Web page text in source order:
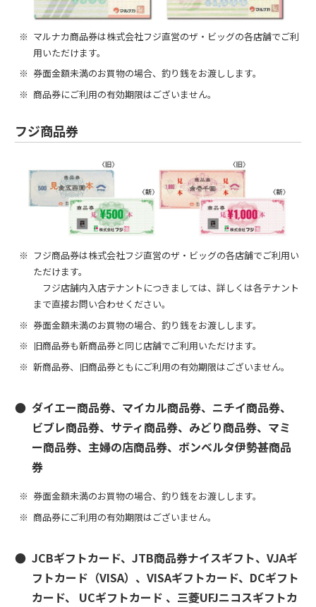
マルナカ商品券は株式会社フジ直営のザ・ビッグの各店舗でご利
用いただけます。
券面金額未満のお買物の場合、釣り銭をお渡しします。
商品券にご利用の有効期限はございません。
フジ商品券
フジ商品券は株式会社フジ直営のザ・ビッグの各店舗でご利用い
ただけます。
フジ店舗内入店テナントにつきましては、詳しくは各テナント
まで直接お問い合わせください。
券面金額未満のお買物の場合、釣り銭をお渡しします。
旧商品券も新商品券と同じ店舗でご利用いただけます。
新商品券、旧商品券ともにご利用の有効期限はございません。
ダイエー商品券、マイカル商品券、ニチイ商品券、
ビブレ商品券、サティ商品券、みどり商品券、マミ
ー商品券、主婦の店商品券、ボンベルタ伊勢甚商品
券
券面金額未満のお買物の場合、釣り銭をお渡しします。
商品券にご利用の有効期限はございません。
JCBギフトカード、JTB商品券ナイスギフト、VJAギ
フトカード（VISA）、VISAギフトカード、DCギフト
カード、 UCギフトカード 、三菱UFJニコスギフトカ